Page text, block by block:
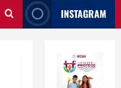
INSTAGRAM